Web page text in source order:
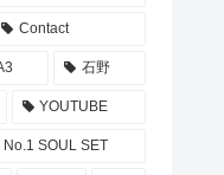
Contact
石野
YOUTUBE
No.1 SOUL SET